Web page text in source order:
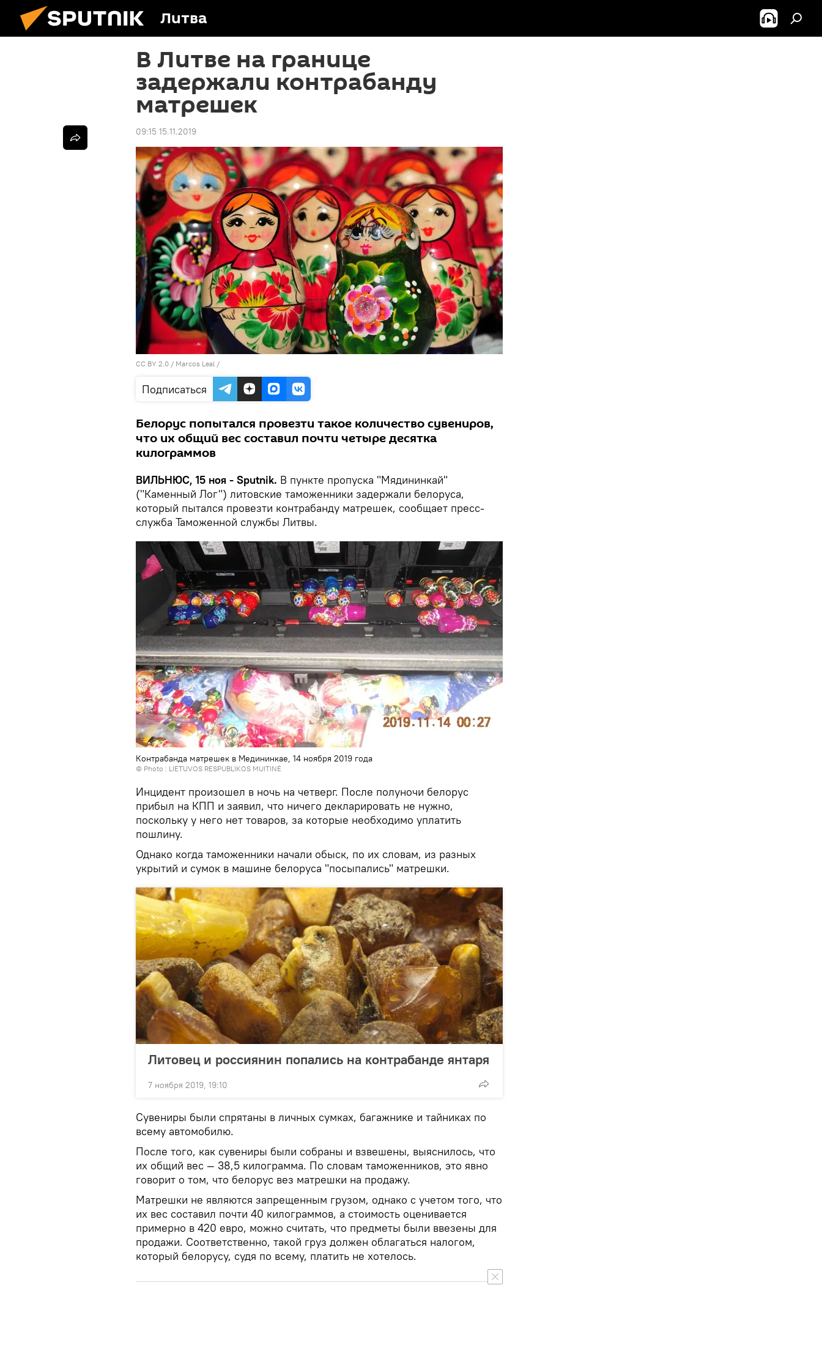
Литва
В Литве на границе
задержали контрабанду
матрешек
09:15 15.11.2019
CC BY 2.0 / Marcos Leal /
Подписаться
Белорус попытался провезти такое количество сувениров,
что их общий вес составил почти четыре десятка
килограммов
ВИЛЬНЮС, 15 ноя - Sputnik. В пункте пропуска "Мядининкай"
("Каменный Лог") литовские таможенники задержали белоруса,
который пытался провезти контрабанду матрешек, сообщает пресс-
служба Таможенной службы Литвы.
Контрабанда матрешек в Медининкае, 14 ноября 2019 года
© Photo : LIETUVOS RESPUBLIKOS MUITINĖ
Инцидент произошел в ночь на четверг. После полуночи белорус
прибыл на КПП и заявил, что ничего декларировать не нужно,
поскольку у него нет товаров, за которые необходимо уплатить
пошлину.
Однако когда таможенники начали обыск, по их словам, из разных
укрытий и сумок в машине белоруса "посыпались" матрешки.
Литовец и россиянин попались на контрабанде янтаря
7 ноября 2019, 19:10
Сувениры были спрятаны в личных сумках, багажнике и тайниках по
всему автомобилю.
После того, как сувениры были собраны и взвешены, выяснилось, что
их общий вес — 38,5 килограмма. По словам таможенников, это явно
говорит о том, что белорус вез матрешки на продажу.
Матрешки не являются запрещенным грузом, однако с учетом того, что
их вес составил почти 40 килограммов, а стоимость оценивается
примерно в 420 евро, можно считать, что предметы были ввезены для
продажи. Соответственно, такой груз должен облагаться налогом,
который белорусу, судя по всему, платить не хотелось.